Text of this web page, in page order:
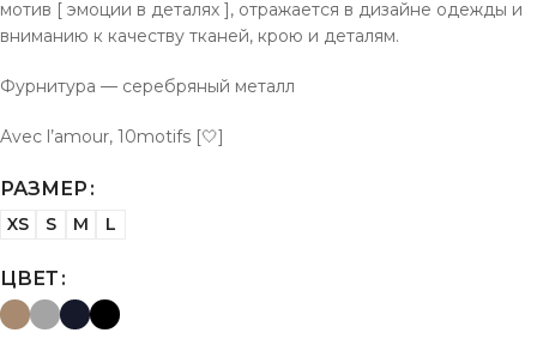
мотив [ эмоции в деталях ], отражается в дизайне одежды и
вниманию к качеству тканей, крою и деталям.
Фурнитура — серебряный металл
Avec l’amour, 10motifs [🤍]
РАЗМЕР
XS S M L
ЦВЕТ